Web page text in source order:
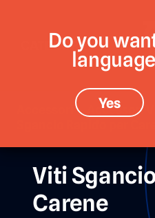
CATEGORIE
Accessori › Accessori
Viti
Carene
Do you
Yes